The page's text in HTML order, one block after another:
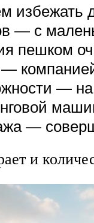
избежать
— с
пешком
— на
—
и